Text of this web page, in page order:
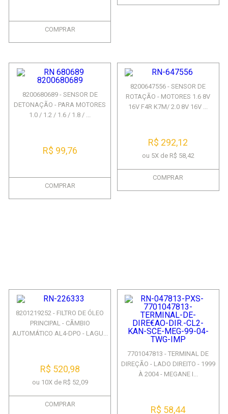
COMPRAR
8200680689 - SENSOR DE
DETONAÇÃO - PARA MOTORES
1.0 / 1.2 / 1.6 / 1.8 / ...
R$ 99,76
COMPRAR
8200647556 - SENSOR DE
ROTAÇÃO - MOTORES 1.6 8V
16V F4R K7M/ 2.0 8V 16V ...
R$ 292,12
ou 5X de R$ 58,42
COMPRAR
8201219252 - FILTRO DE ÓLEO
PRINCIPAL - CÃMBIO
AUTOMÁTICO AL4-DPO - LAGU...
R$ 520,98
ou 10X de R$ 52,09
COMPRAR
7701047813 - TERMINAL DE
DIREÇÃO - LADO DIREITO - 1999
À 2004 - MEGANE I...
R$ 58,44